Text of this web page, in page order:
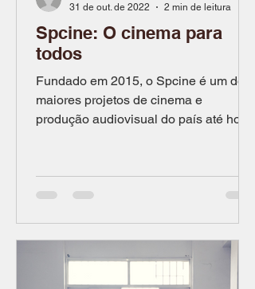
Spcine: O cinema para
todos
Fundado em 2015, o Spcine é um dos
maiores projetos de cinema e
produção audiovisual do país até hoje.
31 de out. de 2022
2 min de leitura